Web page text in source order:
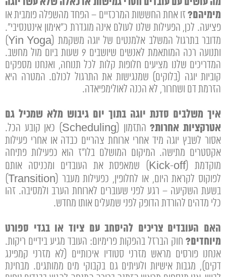
מימיהם?זו אחת החששות המרכזיים – הפחד מהשפלה פומבית או
פציעה. לכן, הפעילות שלנו לעולם אינה מוגדרת כ"אימון אינטנסיבי".
מדובר בתרגול המשלב אלמנטים של יוגה משקמת (Yin Yoga)
ותנועה רכה המותאמת לאנשים שיושבים 9 שעות ביום מול מחשב.
המדריכים שלנו מציעים חלופות קלות לכל תנוחה, ואנחנו מספקים
קוביות יוגה (בלוקים) שמנגישות את התרגול לכולם. המטרה היא
הזרמת דם ושחרור, לא הכנה לאולימפיאדה.
איך משלבים סדנת יוגה בתוך יום גיבוש מלא שמכיל גם
אטרקציות אחרות?
התזמון (Scheduling) כאן קובע הכל.
אסור לשבץ יוגה מיד אחרי ארוחת צהריים כבדה או אחרי פעילות
אקסטרים מתישה. המיקום המושלם בלו"ז הוא כפעילות פתיחה
מוקדמת (Kick-off) שמאפסת את העובדים ומכניסה אותם
לפוקוס לקראת היום, או לחלופין, כפעילות מעבר (Transition)
בשעת השקיעה – רגע לפני שעוברים לארוחת הערב ולמסיבה. זהו
כלי מדהים להורדת הדופק לפני שמעלים אותו מחדש.
האם העובדים צריכים להיסחב עם ציוד או בגדי ספורט
מיוחדים? חוק הברזל בהפקות פרימיום: העובד מגיע בידיים ריקות.
אנחנו פורסים מראש מזרני סטודיו איכותיים (לא מזרני קמפינג
דקים), מגבות אישיות ולעיתים גם בקבוקי מים ממותגים. מבחינת